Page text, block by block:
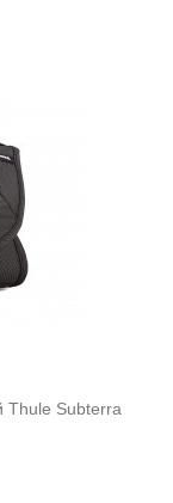
Thule Subterra